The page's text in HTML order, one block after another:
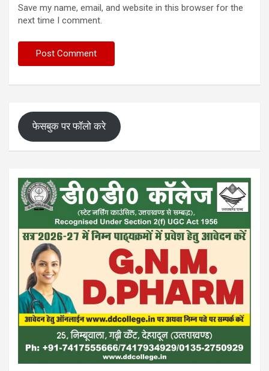
Save my name, email, and website in this browser for the
next time I comment.
फेसबुक पर फॉलो करे